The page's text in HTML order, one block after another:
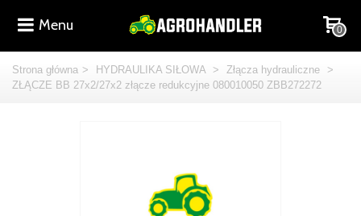
Menu 0
Strona główna > HYDRAULIKA SIŁOWA > Złącza hydrauliczne
>
ZŁĄCZE BB 27x2/27x2 złącze redukcyjne 080010050 ZBB272272